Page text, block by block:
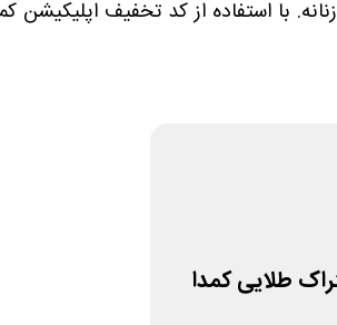
با استفاده از کد تخفیف
طلایی کمدا